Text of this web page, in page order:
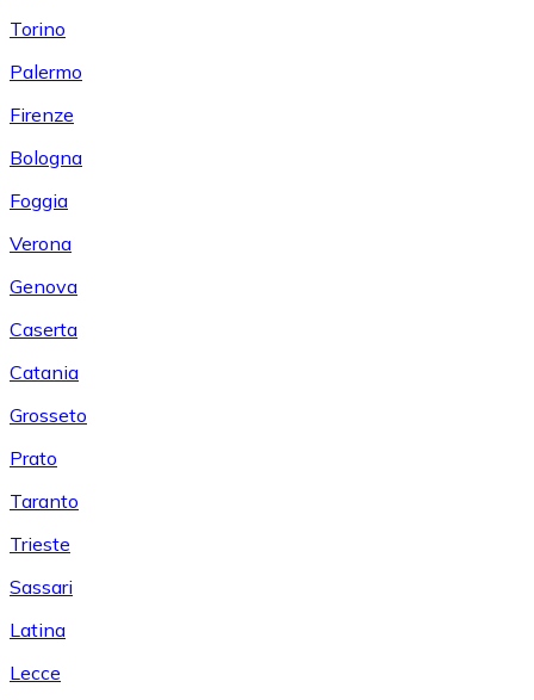
Torino
Palermo
Firenze
Bologna
Foggia
Verona
Genova
Caserta
Catania
Grosseto
Prato
Taranto
Trieste
Sassari
Latina
Lecce